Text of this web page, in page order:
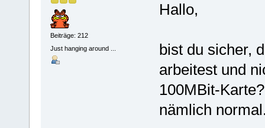
Beiträge: 212
Just hanging around ...
Hallo,
bist du sicher,
arbeitest und
100MBit-
nämlich